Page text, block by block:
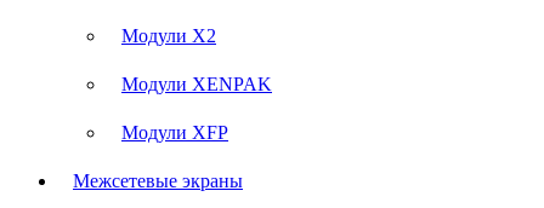
Модули X2
Модули XENPAK
Модули XFP
Межсетевые экраны